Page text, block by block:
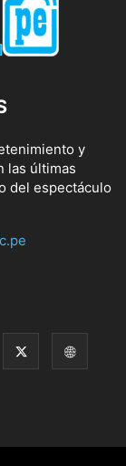
y
las últimas
del espectáculo